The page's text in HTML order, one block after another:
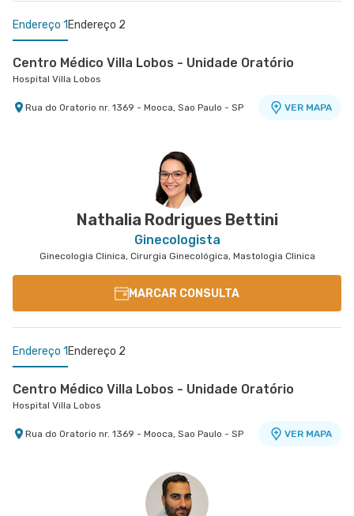
Endereço 1 Endereço 2
Centro Médico Villa Lobos - Unidade Oratório
Hospital Villa Lobos
Rua do Oratorio nr. 1369 - Mooca, Sao Paulo - SP VER MAPA
Avenida Marcos Penteado de Ulhoa Rodrigues nr.
939 Edificio Jatobá - Torre Ii 1° Andar - Tambore,
Nathalia Rodrigues Bettini
Ginecologista
Ginecologia Clinica, Cirurgia Ginecológica, Mastologia Clinica
MARCAR CONSULTA
Endereço 1 Endereço 2
Centro Médico Villa Lobos - Unidade Oratório
Hospital Villa Lobos
Rua do Oratorio nr. 1369 - Mooca, Sao Paulo - SP VER MAPA
Rua Carlos Maria Auricchio nr. 70 - Jardim